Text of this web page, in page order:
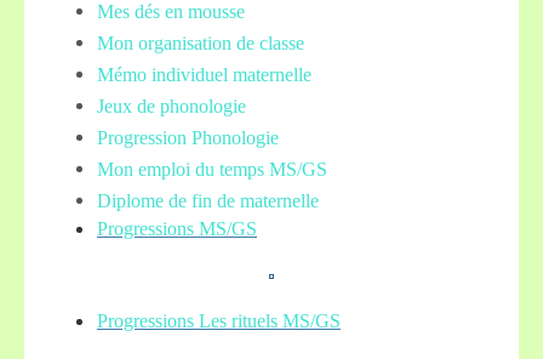
Mes dés en mousse
Mon organisation de classe
Mémo individuel maternelle
Jeux de phonologie
Progression Phonologie
Mon emploi du temps MS/GS
Diplome de fin de maternelle
Progressions MS/GS
Progressions Les rituels MS/GS